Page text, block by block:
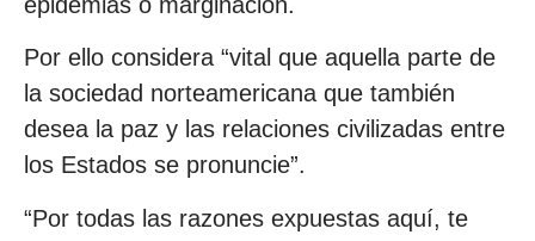
Por ello considera “vital que aquella parte de
la sociedad norteamericana que también
desea la paz y las relaciones civilizadas entre
los Estados se pronuncie”.
“Por todas las razones expuestas aquí, te